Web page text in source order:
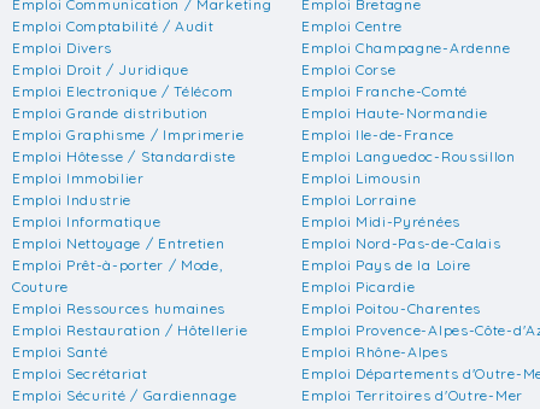
Emploi Communication / Marketing
Emploi Comptabilité / Audit
Emploi Divers
Emploi Droit / Juridique
Emploi Electronique / Télécom
Emploi Grande distribution
Emploi Graphisme / Imprimerie
Emploi Hôtesse / Standardiste
Emploi Immobilier
Emploi Industrie
Emploi Informatique
Emploi Nettoyage / Entretien
Emploi Prêt-à-porter / Mode,
Couture
Emploi Ressources humaines
Emploi Restauration / Hôtellerie
Emploi Santé
Emploi Secrétariat
Emploi Sécurité / Gardiennage
Emploi Bretagne
Emploi Centre
Emploi Champagne-Ardenne
Emploi Corse
Emploi Franche-Comté
Emploi Haute-Normandie
Emploi Ile-de-France
Emploi Languedoc-Roussillon
Emploi Limousin
Emploi Lorraine
Emploi Midi-Pyrénées
Emploi Nord-Pas-de-Calais
Emploi Pays de la Loire
Emploi Picardie
Emploi Poitou-Charentes
Emploi Provence-Alpes-Côte-
Emploi Rhône-Alpes
Emploi Départements d'Outre-
Emploi Territoires d'Outre-Mer